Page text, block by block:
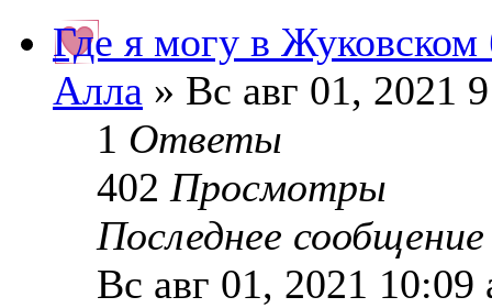
Где я могу в
Алла » Вс авг 01, 2021
1 Ответы
402 Просмотры
Последнее
Вс авг 01, 2021 10:09